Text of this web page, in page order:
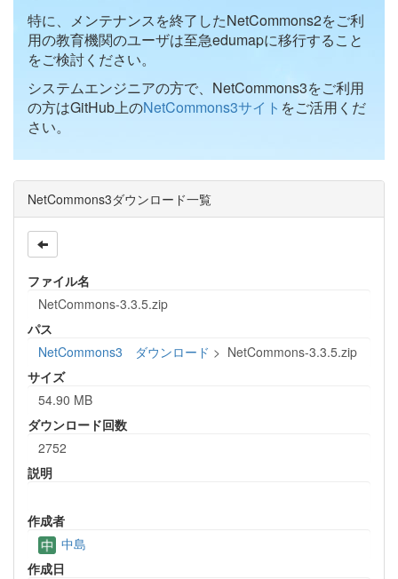
特に、メンテナンスを終了したNetCommons2をご利
用の教育機関のユーザは至急edumapに移行すること
をご検討ください。
システムエンジニアの方で、NetCommons3をご利用
の方はGitHub上のNetCommons3サイト をご活用くだ
さい。
NetCommons3ダウンロード一覧
ファイル名
NetCommons-3.3.5.zip
パス
NetCommons3 ダウンロード > NetCommons-3.3.5.zip
サイズ
54.90 MB
ダウンロード回数
2752
説明
作成者
中島
作成日